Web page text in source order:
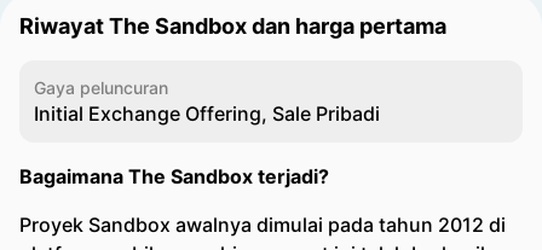
Riwayat The Sandbox dan harga pertama
Gaya peluncuran
Initial Exchange Offering, Sale Pribadi
Bagaimana The Sandbox terjadi?
Proyek Sandbox awalnya dimulai pada tahun 2012 di